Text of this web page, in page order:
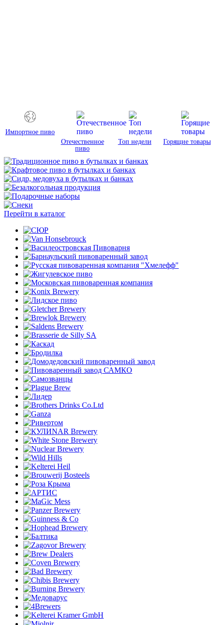
Импортное пиво
Отечественное
пиво
Топ недели Горящие товары
Перейти в каталог